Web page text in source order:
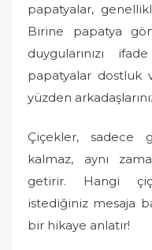
papatyalar,
Birine papatya
duygularınızı
papatyalar dostluk
yüzden
Çiçekler, sadece
kalmaz, aynı
getirir. Hangi
istediğiniz mesaja
bir hikaye anlatır!